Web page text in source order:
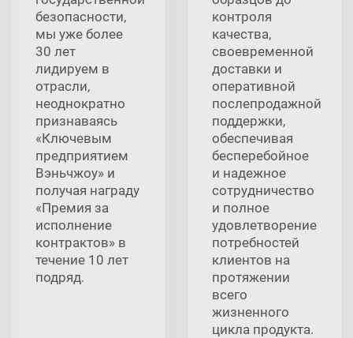
безопасности,
мы уже более
30 лет
лидируем в
отрасли,
неоднократно
признаваясь
«Ключевым
предприятием
Вэньчжоу» и
получая награду
«Премия за
исполнение
контрактов» в
течение 10 лет
подряд.
контроля
качества,
своевременной
доставки и
оперативной
послепродажной
поддержки,
обеспечивая
бесперебойное
и надежное
сотрудничество
и полное
удовлетворение
потребностей
клиентов на
протяжении
всего
жизненного
цикла продукта.